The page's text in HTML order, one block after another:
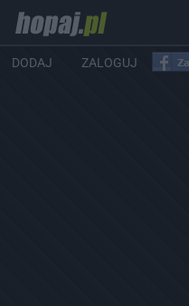
DODAJ ZALOGUJ